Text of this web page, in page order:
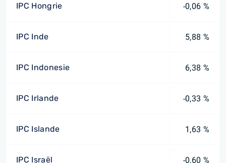
IPC Hongrie -0,06 %
IPC Inde 5,88 %
IPC Indonesie 6,38 %
IPC Irlande -0,33 %
IPC Islande 1,63 %
IPC Israël -0,60 %